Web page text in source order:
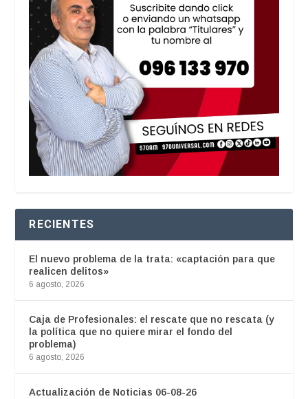
RECIENTES
El nuevo problema de la trata: «captación para que
realicen delitos»
6 agosto, 2026
Caja de Profesionales: el rescate que no rescata (y
la política que no quiere mirar el fondo del
problema)
6 agosto, 2026
Actualización de Noticias 06-08-26